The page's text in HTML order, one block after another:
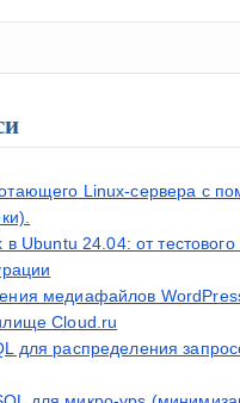
Linux-сервера с
в Ubuntu 24.04: от тестового
медиафайлов
Cloud.ru
для распределения